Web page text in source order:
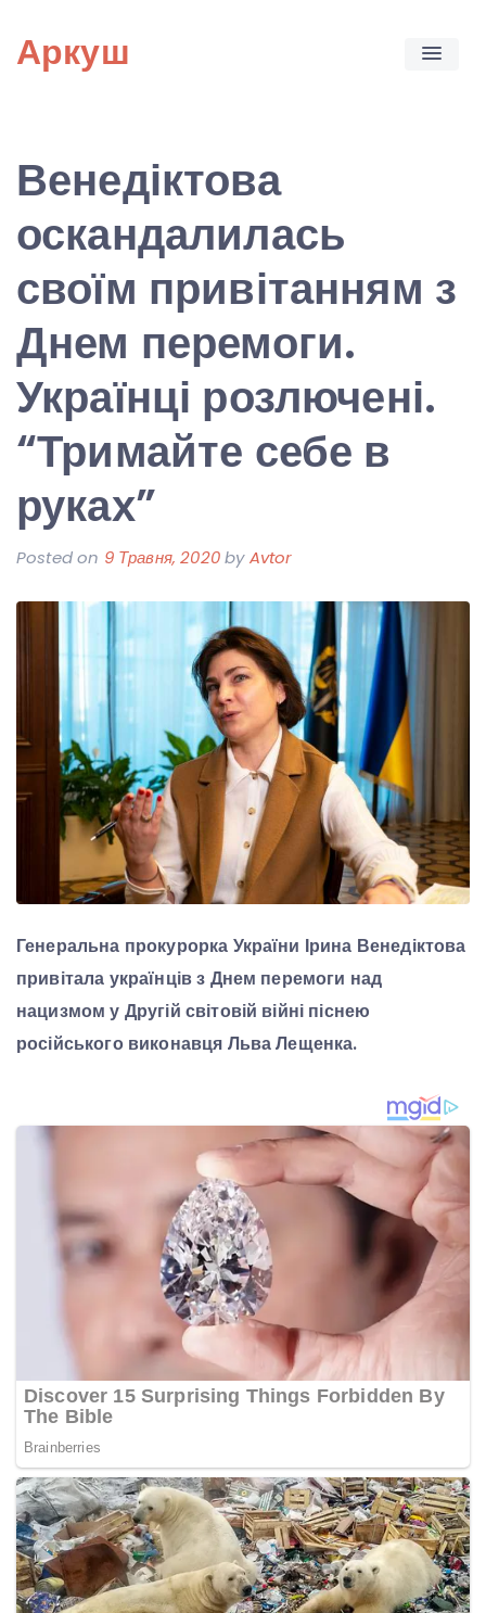
content
Аркуш
Венедіктова
оскандалилась
своїм привітанням з
Днем перемоги.
Українці розлючені.
“Тримайте себе в
руках”
Posted on 9 Травня, 2020byAvtor
Генеральна прокурорка України Ірина Венедіктова
привітала українців з Днем перемоги над
нацизмом у Другій світовій війні піснею
російського виконавця Льва Лещенка.